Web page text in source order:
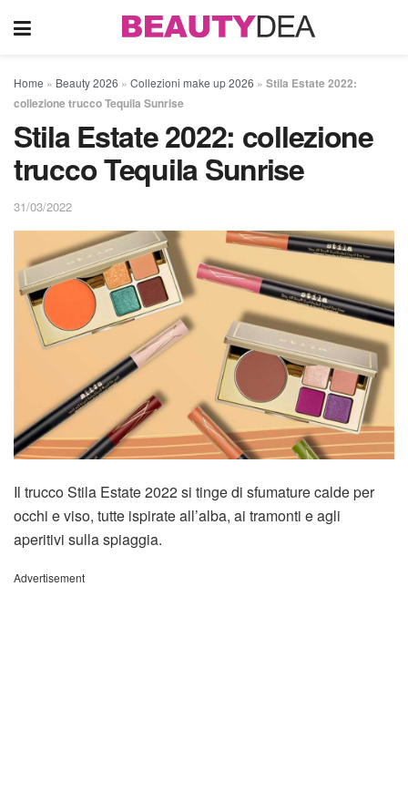
Home » Beauty 2026 » Collezioni make up 2026 » Stila Estate 2022:
collezione trucco Tequila Sunrise
Stila Estate 2022: collezione
trucco Tequila Sunrise
31/03/2022
Il trucco Stila Estate 2022 si tinge di sfumature calde per
occhi e viso, tutte ispirate all’alba, ai tramonti e agli
aperitivi sulla spiaggia.
Advertisement